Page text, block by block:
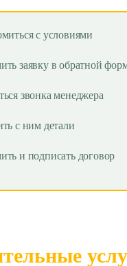
с условиями
заявку в обратной
звонка менеджера
с ним детали
и подписать договор